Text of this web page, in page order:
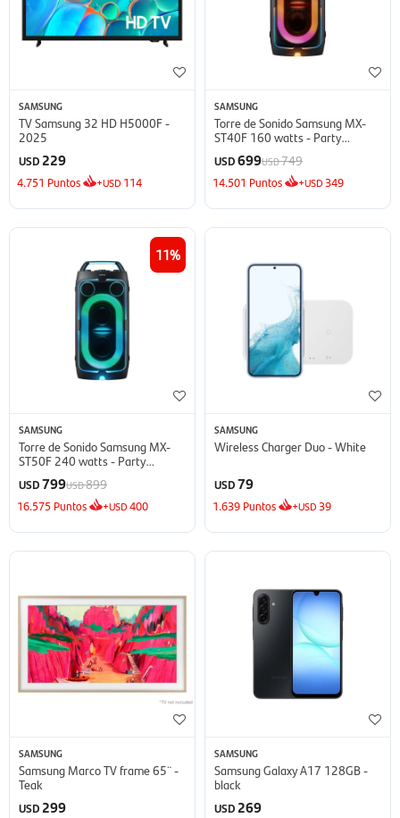
SAMSUNG
TV Samsung 32 HD H5000F -
2025
USD 229
4.751 Puntos +USD 114
SAMSUNG
Torre de Sonido Samsung MX-
ST40F 160 watts - Party
USD699USD749
14.501 Puntos +USD 349
11
SAMSUNG
Torre de Sonido Samsung MX-
ST50F 240 watts - Party
USD799USD899
16.575 Puntos +USD400
SAMSUNG
Wireless Charger Duo - White
USD79
1.639 Puntos +USD 39
SAMSUNG
Samsung Marco TV frame 65¨ -
Teak
USD 299
SAMSUNG
Samsung Galaxy A17 128GB -
black
USD 269